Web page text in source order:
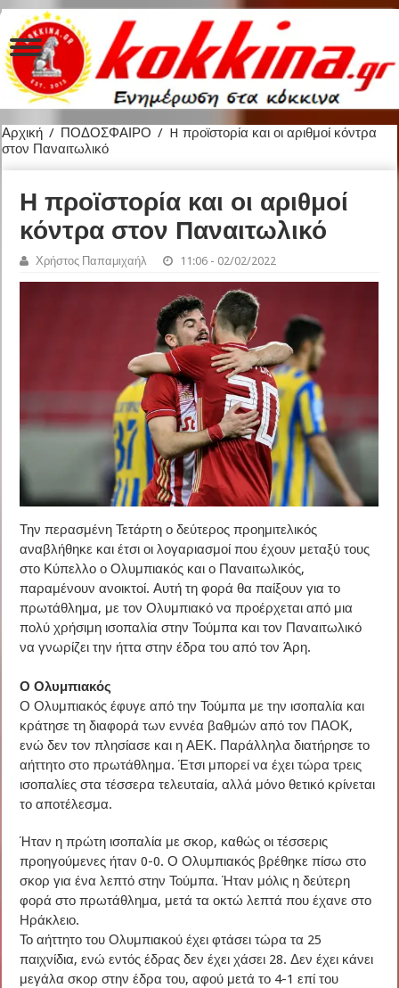
Αρχική / ΠΟΔΟΣΦΑΙΡΟ / H προϊστορία και οι αριθμοί κόντρα
στον Παναιτωλικό
H προϊστορία και οι αριθμοί
κόντρα στον Παναιτωλικό
Χρήστος Παπαμιχαήλ 11:06 - 02/02/2022
Την περασμένη Τετάρτη ο δεύτερος προημιτελικός
αναβλήθηκε και έτσι οι λογαριασμοί που έχουν μεταξύ τους
στο Κύπελλο ο Ολυμπιακός και ο Παναιτωλικός,
παραμένουν ανοικτοί. Αυτή τη φορά θα παίξουν για το
πρωτάθλημα, με τον Ολυμπιακό να προέρχεται από μια
πολύ χρήσιμη ισοπαλία στην Τούμπα και τον Παναιτωλικό
να γνωρίζει την ήττα στην έδρα του από τον Άρη.
Ο Ολυμπιακός
Ο Ολυμπιακός έφυγε από την Τούμπα με την ισοπαλία και
κράτησε τη διαφορά των εννέα βαθμών από τον ΠΑΟΚ,
ενώ δεν τον πλησίασε και η ΑΕΚ. Παράλληλα διατήρησε το
αήττητο στο πρωτάθλημα. Έτσι μπορεί να έχει τώρα τρεις
ισοπαλίες στα τέσσερα τελευταία, αλλά μόνο θετικό κρίνεται
το αποτέλεσμα.
Ήταν η πρώτη ισοπαλία με σκορ, καθώς οι τέσσερις
προηγούμενες ήταν 0-0. Ο Ολυμπιακός βρέθηκε πίσω στο
σκορ για ένα λεπτό στην Τούμπα. Ήταν μόλις η δεύτερη
φορά στο πρωτάθλημα, μετά τα οκτώ λεπτά που έχανε στο
Ηράκλειο.
Το αήττητο του Ολυμπιακού έχει φτάσει τώρα τα 25
παιχνίδια, ενώ εντός έδρας δεν έχει χάσει 28. Δεν έχει κάνει
μεγάλα σκορ στην έδρα του, αφού μετά το 4-1 επί του